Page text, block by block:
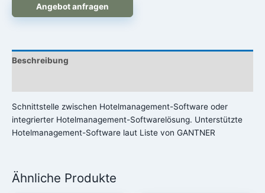
Angebot anfragen
Beschreibung
Schnittstelle zwischen Hotelmanagement-Software oder
integrierter Hotelmanagement-Softwarelösung. Unterstützte
Hotelmanagement-Software laut Liste von GANTNER
Ähnliche Produkte